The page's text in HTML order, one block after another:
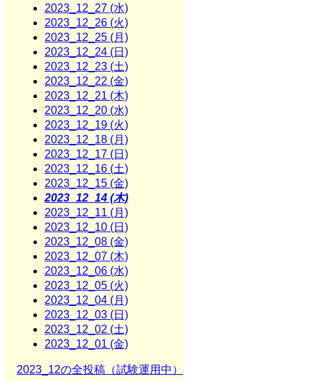
2023_12_27 (水)
2023_12_26 (火)
2023_12_25 (月)
2023_12_24 (日)
2023_12_23 (土)
2023_12_22 (金)
2023_12_21 (木)
2023_12_20 (水)
2023_12_19 (火)
2023_12_18 (月)
2023_12_17 (日)
2023_12_16 (土)
2023_12_15 (金)
2023_12_14 (木)
2023_12_11 (月)
2023_12_10 (日)
2023_12_08 (金)
2023_12_07 (木)
2023_12_06 (水)
2023_12_05 (火)
2023_12_04 (月)
2023_12_03 (日)
2023_12_02 (土)
2023_12_01 (金)
2023_12の全投稿（試験運用中）